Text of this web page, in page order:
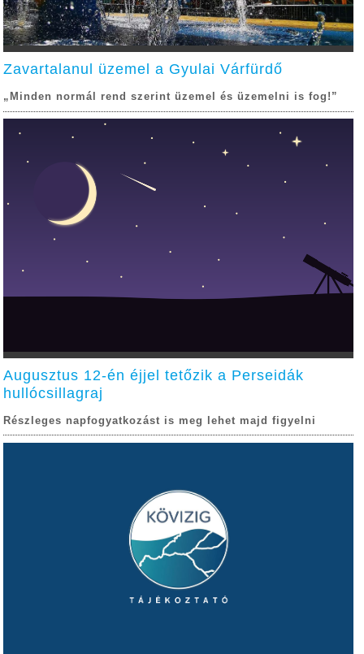
Zavartalanul üzemel a Gyulai Várfürdő
„Minden normál rend szerint üzemel és üzemelni is fog!”
Augusztus 12-én éjjel tetőzik a Perseidák
hullócsillagraj
Részleges napfogyatkozást is meg lehet majd figyelni